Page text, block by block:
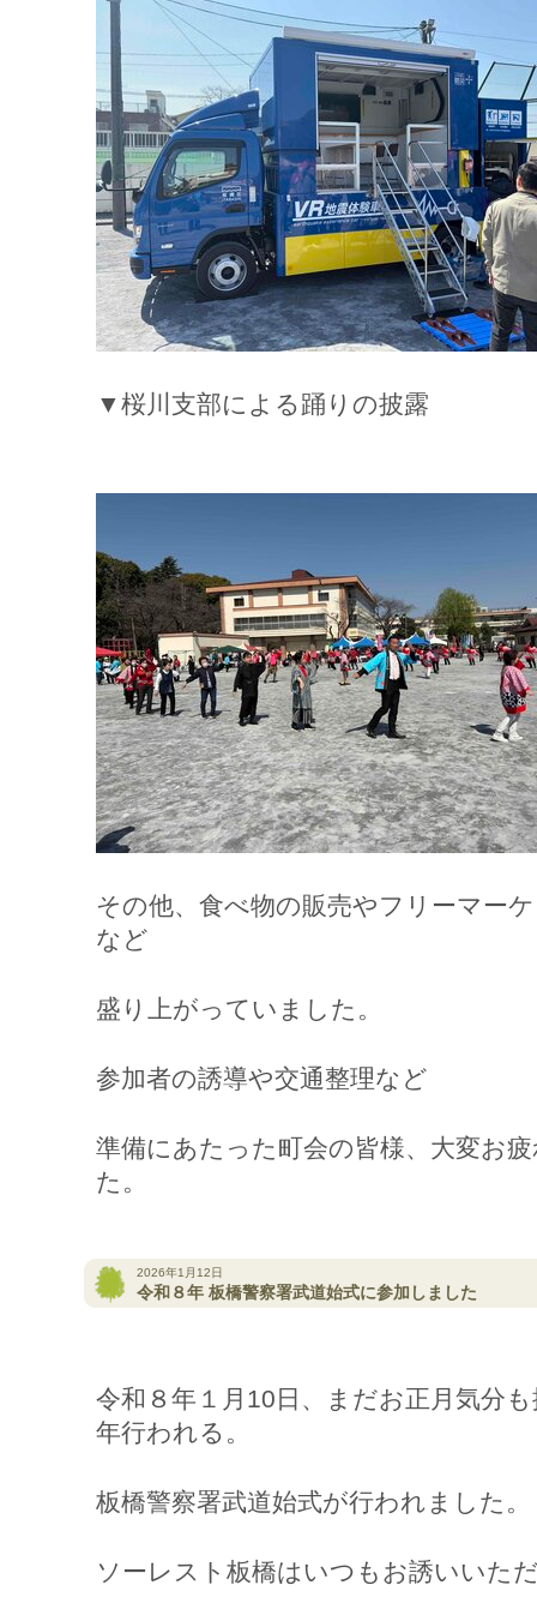
▼桜川支部による踊りの披露
その他、食べ物の販売やフリーマー
など
盛り上がっていました。
参加者の誘導や交通整理など
準備にあたった町会の皆様、大変お
た。
2026年1月12日
令和８年 板橋警察署武道始式に参加しました
令和８年１月10日、まだお正月気分
年行われる。
板橋警察署武道始式が行われました。
ソーレスト板橋はいつもお誘いいた